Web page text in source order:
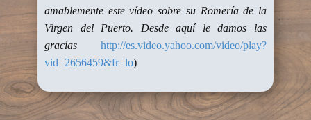
amablemente este vídeo sobre su Romería de la
Virgen del Puerto. Desde aquí le damos las
gracias
http://es.video.yahoo.com/video/play?
vid=2656459&fr=lo)